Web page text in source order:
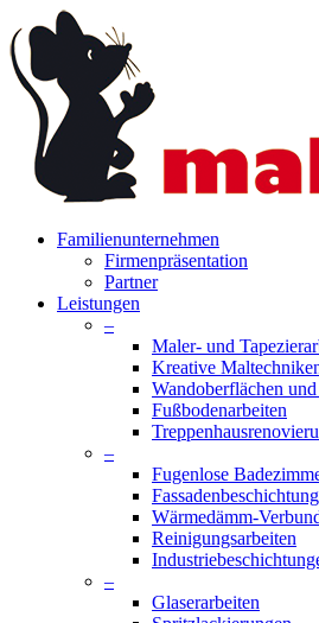
to
main
content
search
Menu
Familienunternehmen
Firmenpräsentation
Partner
Leistungen
–
Maler- und
Kreative
Wandoberflächen
Fußbodenarbeiten
–
Fugenlose
Wärmedämm-
Reinigungsarbeiten
–
Glaserarbeiten